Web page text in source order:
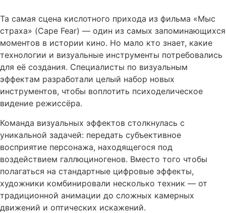
Та самая сцена кислотного прихода из фильма «Мыс
страха» (Cape Fear) — один из самых запоминающихся
моментов в истории кино. Но мало кто знает, какие
технологии и визуальные инструменты потребовались
для её создания. Специалисты по визуальным
эффектам разработали целый набор новых
инструментов, чтобы воплотить психоделическое
видение режиссёра.
Команда визуальных эффектов столкнулась с
уникальной задачей: передать субъективное
восприятие персонажа, находящегося под
воздействием галлюциногенов. Вместо того чтобы
полагаться на стандартные цифровые эффекты,
художники комбинировали несколько техник — от
традиционной анимации до сложных камерных
движений и оптических искажений.